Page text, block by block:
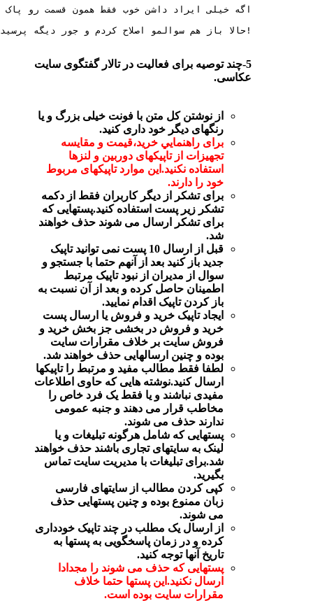
!حالا باز هم سوالمو اصلاح کردم و جور دیگه
5-چند توصیه برای فعالیت در تالار گفتگوی سایت
عکاسی.
از نوشتن کل متن با فونت خیلی بزرگ و یا
رنگهای دیگر خود داری کنید.
برای راهنمايي خرید،قیمت و مقایسه
تجهیزات از تاپیکهای دوربین و لنزها
استفاده نکنید.این موارد تاپیکهای مربوط
خود را دارند.
برای تشکر از دیگر کاربران فقط از دکمه
تشکر زیر پست استفاده کنید.پستهایی که
برای تشکر ارسال می شوند حذف خواهند
شد.
قبل از ارسال 10 پست نمی توانید تاپیک
جدید باز کنید بعد از آنهم حتما با جستجو و
سوال از مدیران از نبود تاپیک مرتبط
اطمینان حاصل کرده و بعد از آن نسبت به
باز کردن تاپیک اقدام نمایید.
ایجاد تاپیک خرید و فروش یا ارسال پست
خرید و فروش در بخشی جز بخش خرید و
فروش سایت بر خلاف مقرارات سایت
بوده و چنین ارسالهایی حذف خواهند شد.
لطفا فقط مطالب مفید و مرتبط را تاپیکها
ارسال کنید.نوشته هایی که حاوی اطلاعات
مفیدی نباشند و یا فقط یک فرد خاص را
مخاطب قرار می دهند و جنبه عمومی
ندارند حذف می شوند.
پستهایی که شامل هرگونه تبلیغات و یا
لینک به سایتهای تجاری باشند حذف خواهند
شد.برای تبلیغات با مدیریت سایت تماس
بگیرید.
کپی کردن مطالب از سایتهای فارسی
زبان ممنوع بوده و چنین پستهایی حذف
می شوند.
از ارسال یک مطلب در چند تاپیک خودداری
کرده و در زمان پاسخگویی به پستها به
تاریخ آنها توجه کنید.
پستهایی که حذف می شوند را مجدادا
ارسال نکنید.این پستها حتما خلاف
مقرارات سایت بوده است.